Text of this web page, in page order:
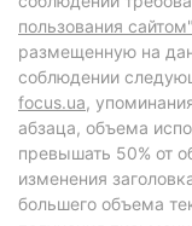
пользования сайтом"
размещенную на
соблюдении
focus.ua,
абзаца, объема
превышать 50% от
изменения
большего объема